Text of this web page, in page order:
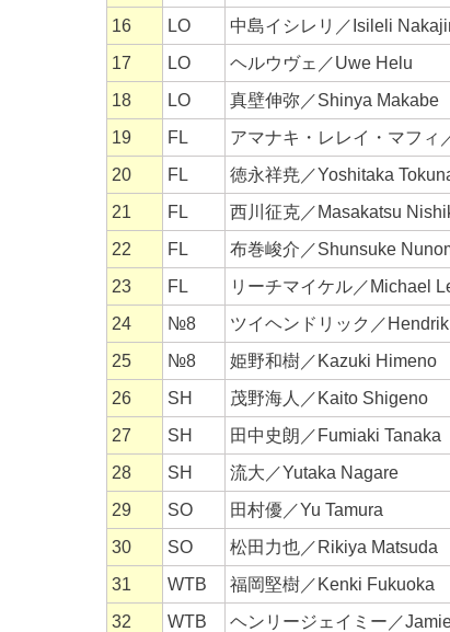
16
LO 中島イシレリ／Isileli
17
LO ヘルウヴェ／Uwe Helu
18
LO 真壁伸弥／Shinya Makabe
19
FL アマナキ・レレイ・マフィ
20
FL 徳永祥尭／Yoshitaka
21
FL 西川征克／Masakatsu
22
FL 布巻峻介／Shunsuke
23
FL リーチマイケル／Michael
24
№8 ツイヘンドリック／
25
№8 姫野和樹／Kazuki Himeno
26
SH 茂野海人／Kaito Shigeno
27
SH 田中史朗／Fumiaki Tanaka
28
SH 流大／Yutaka Nagare
29
SO 田村優／Yu Tamura
30
SO 松田力也／Rikiya Matsuda
31
WTB 福岡堅樹／Kenki Fukuoka
32
WTB ヘンリージェイミー／